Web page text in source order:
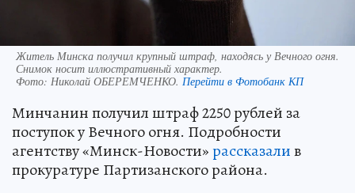
Житель Минска получил крупный штраф, находясь у Вечного огня.
Снимок носит иллюстративный характер.
Фото: Николай ОБЕРЕМЧЕНКО. Перейти в Фотобанк КП
Минчанин получил штраф 2250 рублей за
поступок у Вечного огня. Подробности
агентству «Минск-Новости»рассказалив
прокуратуре Партизанского района.